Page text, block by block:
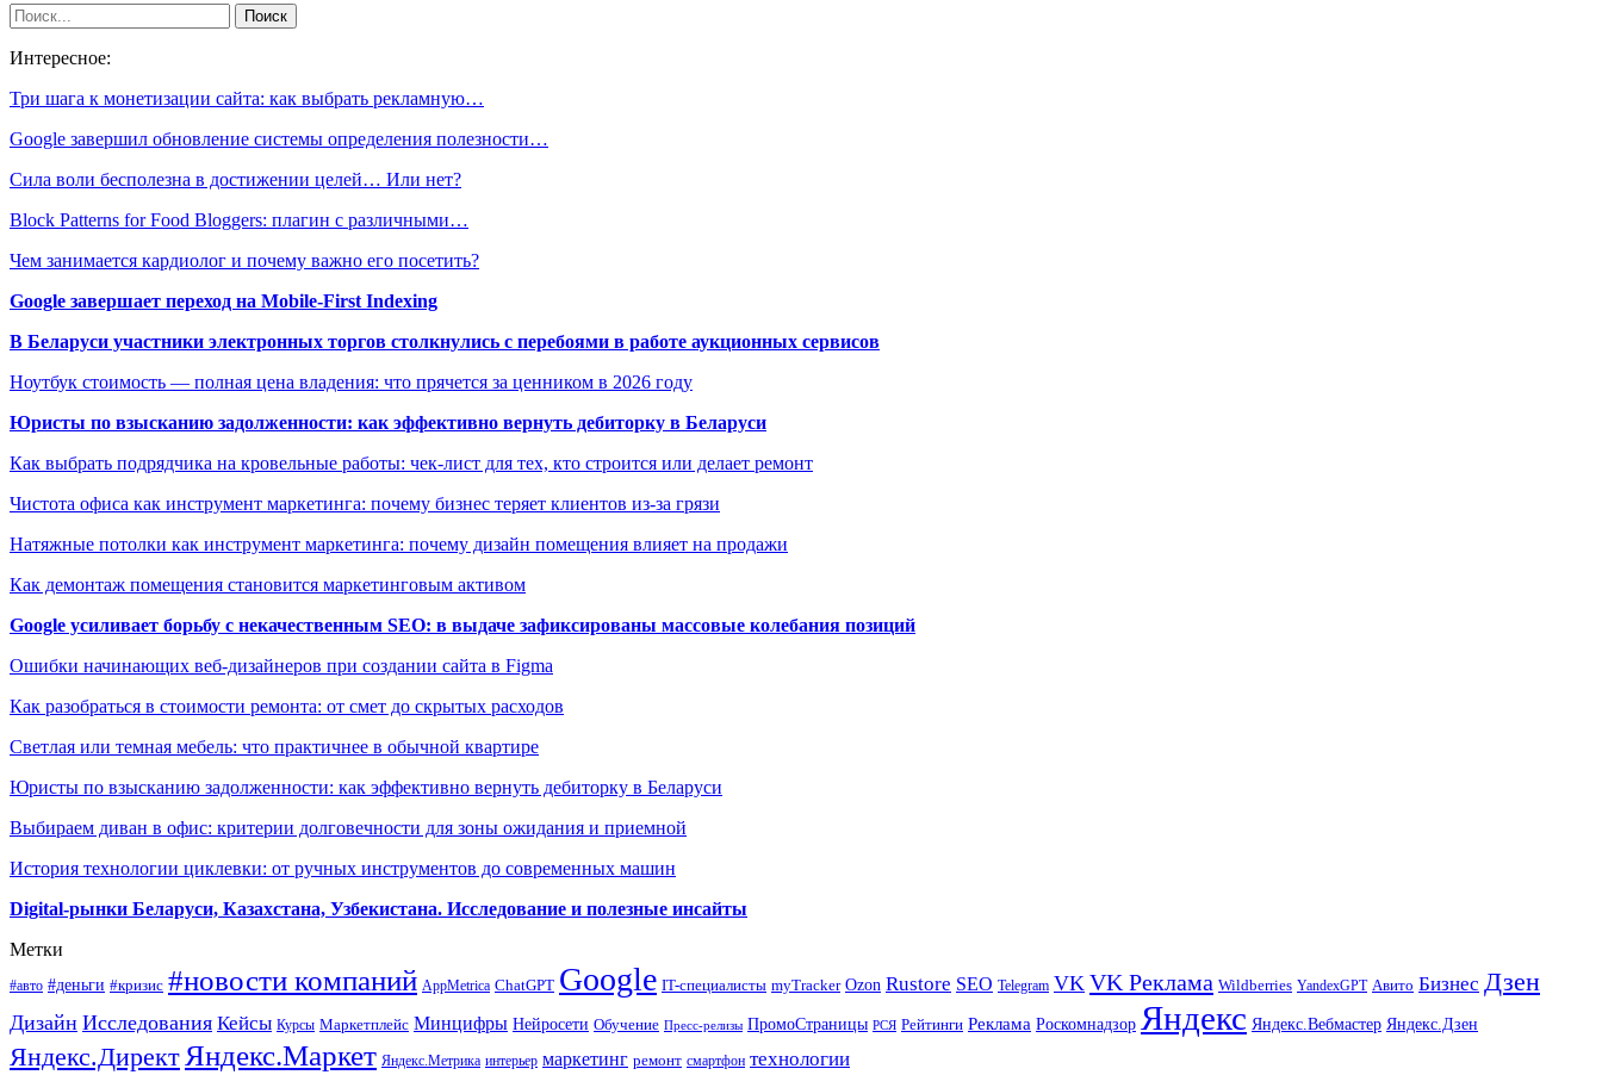
Интересное:
Три шага к монетизации сайта: как выбрать рекламную…
Google завершил обновление системы определения полезности…
Сила воли бесполезна в достижении целей… Или нет?
Block Patterns for Food Bloggers: плагин с различными…
Чем занимается кардиолог и почему важно его посетить?
Google завершает переход на Mobile-First Indexing
В Беларуси участники электронных торгов столкнулись с перебоями в работе аукционных сервисов
Ноутбук стоимость — полная цена владения: что прячется за ценником в 2026 году
Юристы по взысканию задолженности: как эффективно вернуть дебиторку в Беларуси
Как выбрать подрядчика на кровельные работы: чек-лист для тех, кто строится или делает ремонт
Чистота офиса как инструмент маркетинга: почему бизнес теряет клиентов из-за грязи
Натяжные потолки как инструмент маркетинга: почему дизайн помещения влияет на продажи
Как демонтаж помещения становится маркетинговым активом
Google усиливает борьбу с некачественным SEO: в выдаче зафиксированы массовые колебания позиций
Ошибки начинающих веб-дизайнеров при создании сайта в Figma
Как разобраться в стоимости ремонта: от смет до скрытых расходов
Светлая или темная мебель: что практичнее в обычной квартире
Юристы по взысканию задолженности: как эффективно вернуть дебиторку в Беларуси
Выбираем диван в офис: критерии долговечности для зоны ожидания и приемной
История технологии циклевки: от ручных инструментов до современных машин
Digital-рынки Беларуси, Казахстана, Узбекистана. Исследование и полезные инсайты
Метки
#авто #деньги #кризис #новости компаний AppMetrica ChatGPT Google IT-специалисты myTracker Ozon Rustore SEO Telegram VK VK Реклама Wildberries YandexGPT Авито Бизнес Дзен
Дизайн Исследования Кейсы Курсы Маркетплейс Минцифры Нейросети Обучение Пресс-релизы ПромоСтраницы РСЯ Рейтинги Реклама Роскомнадзор Яндекс Яндекс.Вебмастер Яндекс.Дзен
Яндекс.ДиректЯндекс.Маркет Яндекс.Метрика интерьер маркетинг ремонт смартфон технологии